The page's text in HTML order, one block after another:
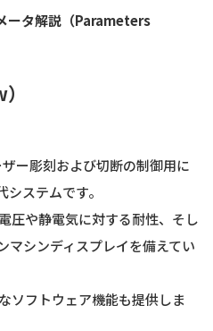
ータ解説（Parameters
ー彫刻および切断の制御用に
ステムです。
圧や静電気に対する耐性、そし
マシンディスプレイを備えてい
ソフトウェア機能も提供しま